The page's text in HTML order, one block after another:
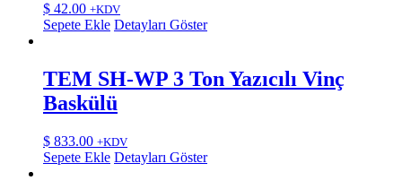
$ 42.00 +KDV
Sepete Ekle Detayları Göster
TEM SH-WP 3 Ton Yazıcılı Vinç
Baskülü
$ 833.00 +KDV
Sepete Ekle Detayları Göster